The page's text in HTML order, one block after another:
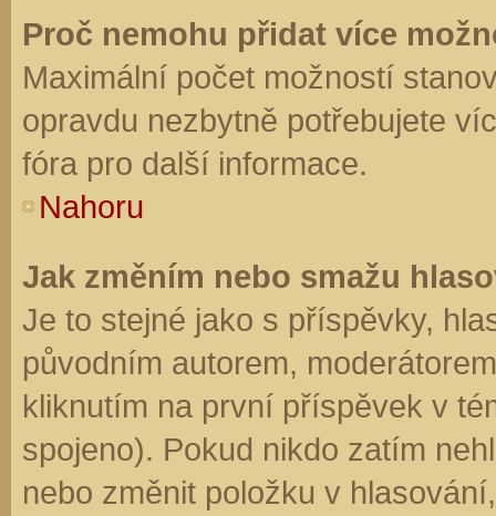
Proč nemohu přidat více
Maximální počet možností
opravdu nezbytně potřebujete
fóra pro další informace.
Nahoru
Jak změním nebo smažu
Je to stejné jako s příspěvky,
původním autorem,
kliknutím na první příspěvek v
spojeno). Pokud nikdo zatím
nebo změnit položku v